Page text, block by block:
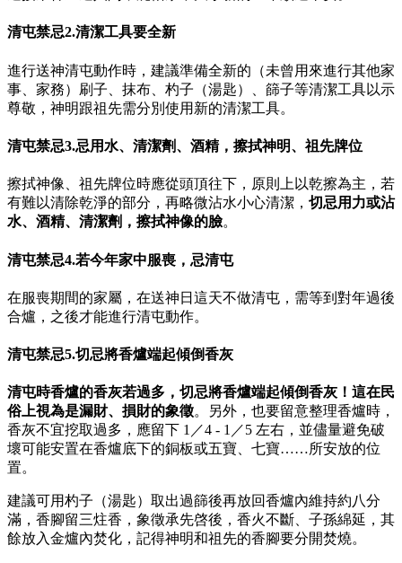
清屯禁忌2.清潔工具要全新
進行送神清屯動作時，建議準備全新的（未曾用來進行其他家
事、家務）刷子、抹布、杓子（湯匙）、篩子等清潔工具以示
尊敬，神明跟祖先需分別使用新的清潔工具。
清屯禁忌3.忌用水、清潔劑、酒精，擦拭神明、祖先牌位
擦拭神像、祖先牌位時應從頭頂往下，原則上以乾擦為主，若
有難以清除乾淨的部分，再略微沾水小心清潔， 切忌用力或沾
水、酒精、清潔劑，擦拭神像的臉。
清屯禁忌4.若今年家中服喪，忌清屯
在服喪期間的家屬，在送神日這天不做清屯，需等到對年過後
合爐，之後才能進行清屯動作。
清屯禁忌5.切忌將香爐端起傾倒香灰
清屯時香爐的香灰若過多，切忌將香爐端起傾倒香灰！這在民
俗上視為是漏財、損財的象徵。另外，也要留意整理香爐時，
香灰不宜挖取過多，應留下 1／4 - 1／5 左右，並儘量避免破
壞可能安置在香爐底下的銅板或五寶、七寶……所安放的位
置。
建議可用杓子（湯匙）取出過篩後再放回香爐內維持約八分
滿，香腳留三炷香，象徵承先啓後，香火不斷、子孫綿延，其
餘放入金爐內焚化，記得神明和祖先的香腳要分開焚燒。